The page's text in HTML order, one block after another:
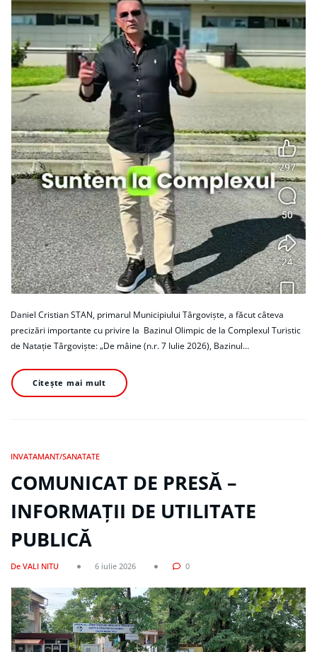
Daniel Cristian STAN, primarul Municipiului Târgoviște, a făcut câteva
precizări importante cu privire la Bazinul Olimpic de la Complexul Turistic
de Natație Târgoviște: „De mâine (n.r. 7 Iulie 2026), Bazinul…
Citește mai mult
INVATAMANT/SANATATE
COMUNICAT DE PRESĂ –
INFORMAȚII DE UTILITATE
PUBLICĂ
De VALI NITU 6 iulie 2026 0